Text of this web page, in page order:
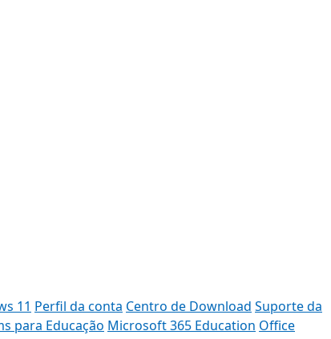
11 Perfil da conta Centro de Download Suporte da
para Educação Microsoft 365 Education Office